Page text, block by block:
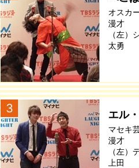
オスカ
漫才
（左
太勇
3 エル
マセキ
漫才
（左
上田